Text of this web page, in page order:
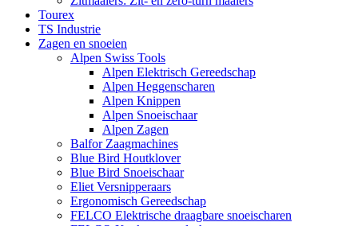
Tourex
TS Industrie
Zagen en snoeien
Alpen Swiss Tools
Alpen Elektrisch Gereedschap
Alpen Heggenscharen
Alpen Knippen
Alpen Snoeischaar
Alpen Zagen
Balfor Zaagmachines
Blue Bird Houtklover
Blue Bird Snoeischaar
Eliet Versnipperaars
Ergonomisch Gereedschap
FELCO Elektrische draagbare snoeischaren